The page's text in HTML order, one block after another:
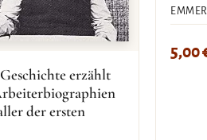
erzählt
der ersten
5,00